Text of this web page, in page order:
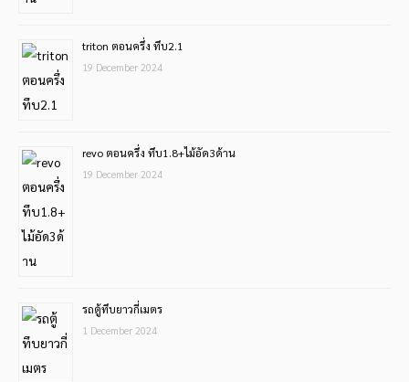
triton ตอนครึ่ง ทึบ2.1
19 December 2024
revo ตอนครึ่ง ทึบ1.8+ไม้อัด3ด้าน
19 December 2024
รถตู้ทึบยาวกี่เมตร
1 December 2024